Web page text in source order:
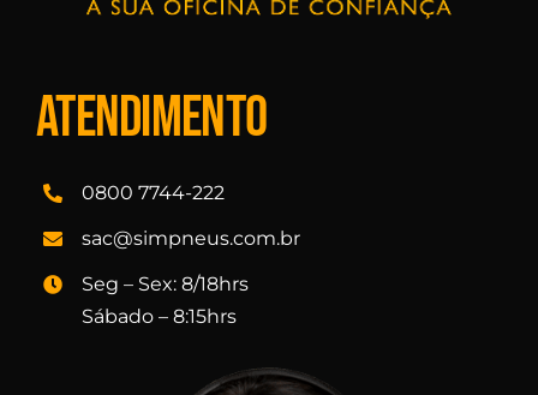
Atendimento
0800 7744-222
sac@simpneus.com.br
Seg – Sex: 8/18hrs
Sábado – 8:15hrs